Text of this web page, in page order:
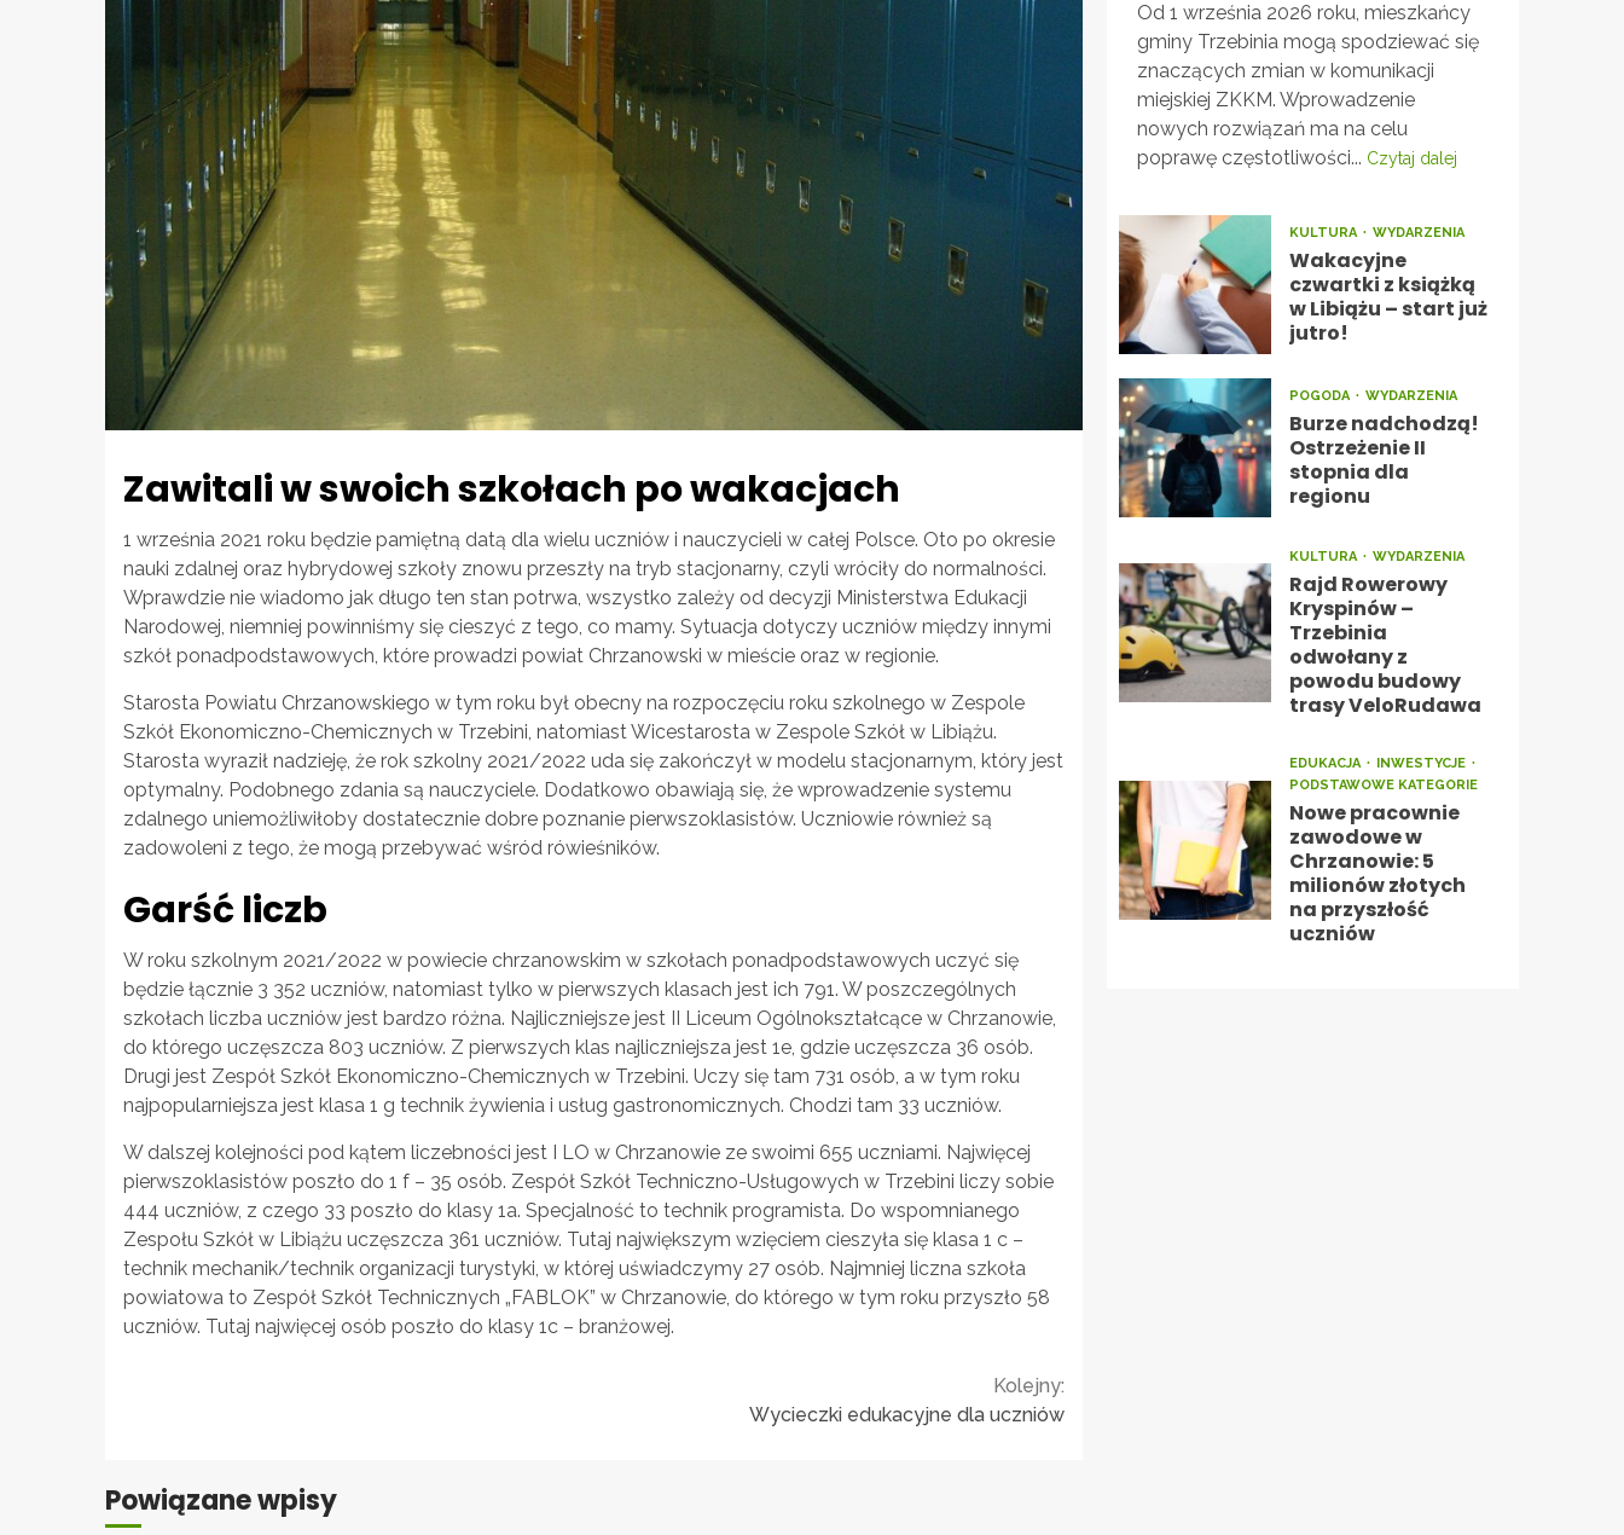
Zawitali w swoich szkołach po wakacjach
1 września 2021 roku będzie pamiętną datą dla wielu uczniów i nauczycieli w całej Polsce. Oto po okresie
nauki zdalnej oraz hybrydowej szkoły znowu przeszły na tryb stacjonarny, czyli wróciły do normalności.
Wprawdzie nie wiadomo jak długo ten stan potrwa, wszystko zależy od decyzji Ministerstwa Edukacji
Narodowej, niemniej powinniśmy się cieszyć z tego, co mamy. Sytuacja dotyczy uczniów między innymi
szkół ponadpodstawowych, które prowadzi powiat Chrzanowski w mieście oraz w regionie.
Starosta Powiatu Chrzanowskiego w tym roku był obecny na rozpoczęciu roku szkolnego w Zespole
Szkół Ekonomiczno-Chemicznych w Trzebini, natomiast Wicestarosta w Zespole Szkół w Libiążu.
Starosta wyraził nadzieję, że rok szkolny 2021/2022 uda się zakończył w modelu stacjonarnym, który jest
optymalny. Podobnego zdania są nauczyciele. Dodatkowo obawiają się, że wprowadzenie systemu
zdalnego uniemożliwiłoby dostatecznie dobre poznanie pierwszoklasistów. Uczniowie również są
zadowoleni z tego, że mogą przebywać wśród rówieśników.
Garść liczb
W roku szkolnym 2021/2022 w powiecie chrzanowskim w szkołach ponadpodstawowych uczyć się
będzie łącznie 3 352 uczniów, natomiast tylko w pierwszych klasach jest ich 791. W poszczególnych
szkołach liczba uczniów jest bardzo różna. Najliczniejsze jest II Liceum Ogólnokształcące w Chrzanowie,
do którego uczęszcza 803 uczniów. Z pierwszych klas najliczniejsza jest 1e, gdzie uczęszcza 36 osób.
Drugi jest Zespół Szkół Ekonomiczno-Chemicznych w Trzebini. Uczy się tam 731 osób, a w tym roku
najpopularniejsza jest klasa 1 g technik żywienia i usług gastronomicznych. Chodzi tam 33 uczniów.
W dalszej kolejności pod kątem liczebności jest I LO w Chrzanowie ze swoimi 655 uczniami. Najwięcej
pierwszoklasistów poszło do 1 f – 35 osób. Zespół Szkół Techniczno-Usługowych w Trzebini liczy sobie
444 uczniów, z czego 33 poszło do klasy 1a. Specjalność to technik programista. Do wspomnianego
Zespołu Szkół w Libiążu uczęszcza 361 uczniów. Tutaj największym wzięciem cieszyła się klasa 1 c –
technik mechanik/technik organizacji turystyki, w której uświadczymy 27 osób. Najmniej liczna szkoła
powiatowa to Zespół Szkół Technicznych „FABLOK” w Chrzanowie, do którego w tym roku przyszło 58
uczniów. Tutaj najwięcej osób poszło do klasy 1c – branżowej.
Kolejny:
Wycieczki edukacyjne dla uczniów
Powiązane wpisy
Od 1 września 2026 roku, mieszkańcy
gminy Trzebinia mogą spodziewać się
znaczących zmian w komunikacji
miejskiej ZKKM. Wprowadzenie
nowych rozwiązań ma na celu
poprawę częstotliwości... Czytaj dalej
KULTURA WYDARZENIA
Wakacyjne
czwartki z książką
w Libiążu – start już
jutro!
POGODA WYDARZENIA
Burze nadchodzą!
Ostrzeżenie II
stopnia dla
regionu
KULTURA WYDARZENIA
Rajd Rowerowy
Kryspinów –
Trzebinia
odwołany z
powodu budowy
trasy VeloRudawa
EDUKACJA
INWESTYCJE
PODSTAWOWE KATEGORIE
Nowe pracownie
zawodowe w
Chrzanowie: 5
milionów złotych
na przyszłość
uczniów